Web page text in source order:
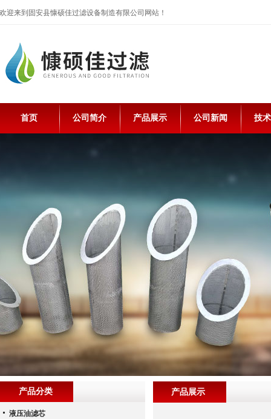
欢迎来到固安县慷硕佳过滤设备制造有限公司网站！
首页 公司简介 产品展示 公司新闻 技
产品展示
产品分类
液压油滤芯